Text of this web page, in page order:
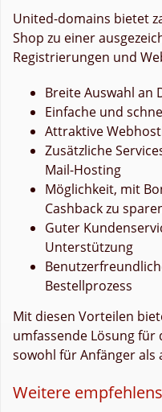
United-domains bietet
Shop zu einer
Registrierungen und
Breite Auswahl an
Einfache und
Attraktive
Zusätzliche
Mail-Hosting
Möglichkeit, mit
Cashback zu
Guter
Unterstützung
Bestellprozess
Mit diesen Vorteilen
umfassende Lösung für
sowohl für Anfänger als
Weitere